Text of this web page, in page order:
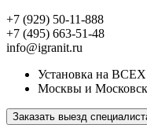
+7 (929) 50-11-888
+7 (495) 663-51-48
info@igranit.ru
Установка на
Москвы и
Заказать выезд